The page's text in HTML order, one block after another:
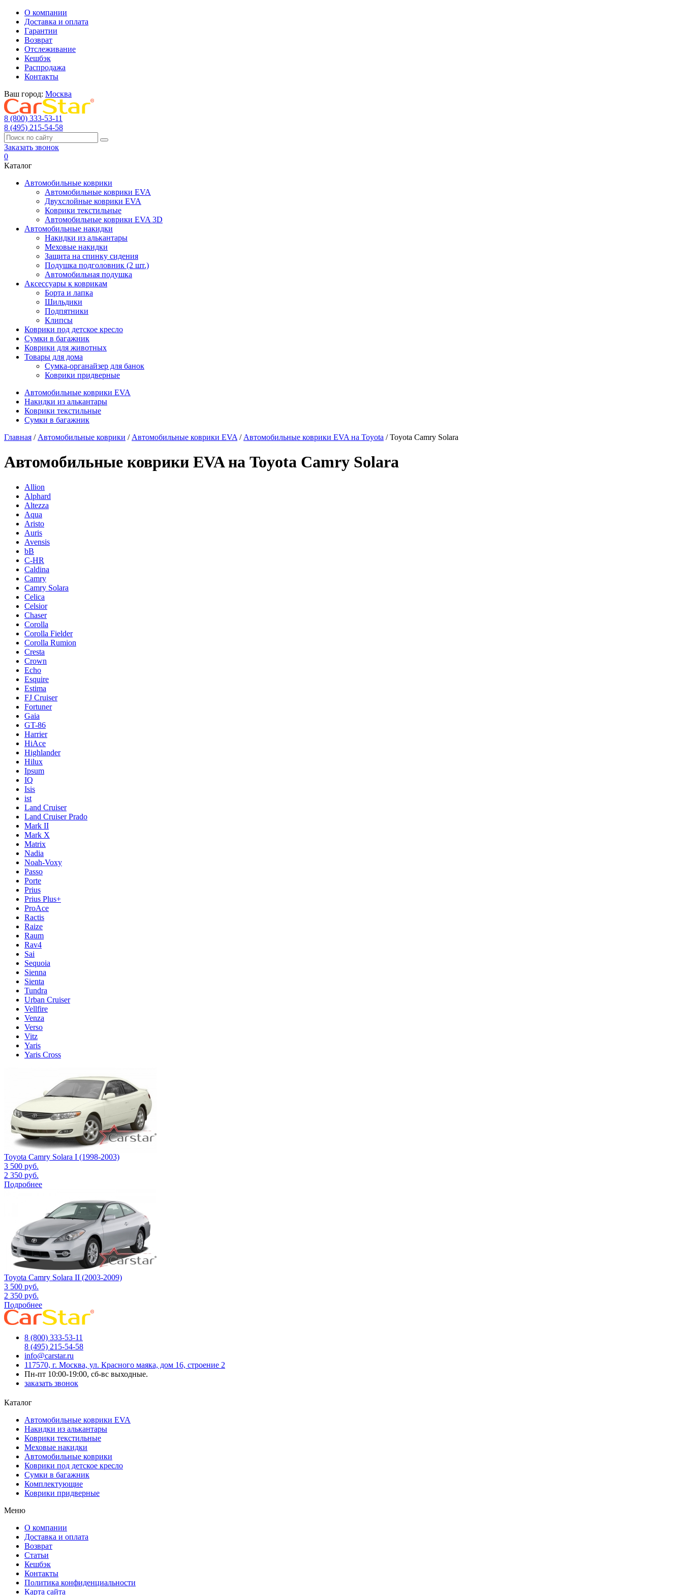
О компании
Доставка и оплата
Гарантии
Возврат
Отслеживание
Кешбэк
Распродажа
Контакты
Ваш город: Москва
8 (800) 333-53-11
8 (495) 215-54-58
Заказать звонок
0
Каталог
Автомобильные коврики
Автомобильные коврики EVA
Двухслойные коврики EVA
Коврики текстильные
Автомобильные коврики EVA 3D
Автомобильные накидки
Накидки из алькантары
Меховые накидки
Защита на спинку сидения
Подушка подголовник (2 шт.)
Автомобильная подушка
Аксессуары к коврикам
Борта и лапка
Шильдики
Подпятники
Клипсы
Коврики под детское кресло
Сумки в багажник
Коврики для животных
Товары для дома
Сумка-органайзер для банок
Коврики придверные
Автомобильные коврики EVA
Накидки из алькантары
Коврики текстильные
Сумки в багажник
Главная / Автомобильные коврики / Автомобильные коврики EVA / Автомобильные коврики EVA на Toyota / Toyota Camry Solara
Автомобильные коврики EVA на Toyota Camry Solara
Allion
Alphard
Altezza
Aqua
Aristo
Auris
Avensis
bB
C-HR
Caldina
Camry
Camry Solara
Celica
Celsior
Chaser
Corolla
Corolla Fielder
Corolla Rumion
Cresta
Crown
Echo
Esquire
Estima
FJ Cruiser
Fortuner
Gaia
GT-86
Harrier
HiAce
Highlander
Hilux
Ipsum
IQ
Isis
ist
Land Cruiser
Land Cruiser Prado
Mark II
Mark X
Matrix
Nadia
Noah-Voxy
Passo
Porte
Prius
Prius Plus+
ProAce
Ractis
Raize
Raum
Rav4
Sai
Sequoia
Sienna
Sienta
Tundra
Urban Cruiser
Vellfire
Venza
Verso
Vitz
Yaris
Yaris Cross
Toyota Camry Solara I (1998-2003)
3 500 руб.
2 350 руб.
Подробнее
Toyota Camry Solara II (2003-2009)
3 500 руб.
2 350 руб.
Подробнее
8 (800) 333-53-11
8 (495) 215-54-58
info@carstar.ru
117570, г. Москва, ул. Красного маяка, дом 16, строение 2
Пн-пт 10:00-19:00, сб-вс выходные.
заказать звонок
Каталог
Автомобильные коврики EVA
Накидки из алькантары
Коврики текстильные
Меховые накидки
Автомобильные коврики
Коврики под детское кресло
Сумки в багажник
Комплектующие
Коврики придверные
Меню
О компании
Доставка и оплата
Возврат
Статьи
Кешбэк
Контакты
Политика конфиденциальности
Карта сайта